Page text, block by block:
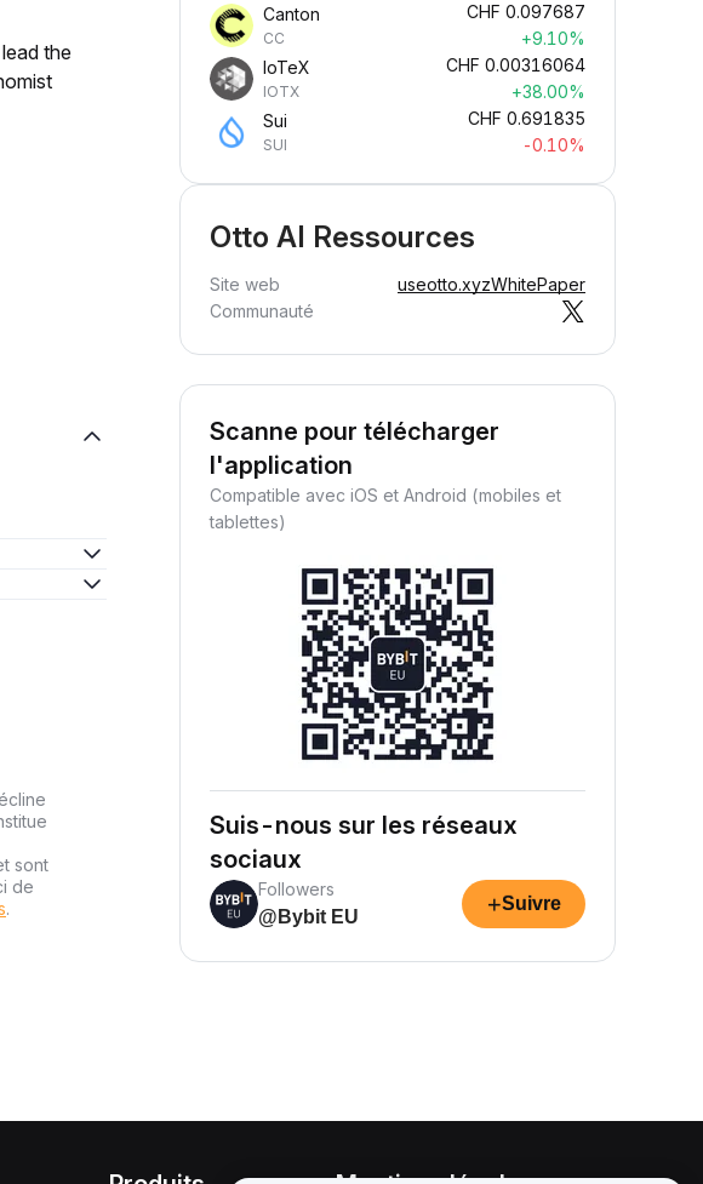
the
sont
de
.
Canton
CC
CHF 0.097687
+9.10%
IoTeX
IOTX
CHF 0.00316064
+38.00%
Sui
SUI
CHF 0.691835
-0.10%
Otto AI Ressources
Site web useotto.xyzWhitePaper
Communauté
Scanne pour télécharger
l'application
Compatible avec iOS et Android (mobiles et
tablettes)
Suis-nous sur les réseaux
sociaux
Followers
@Bybit EU
+Suivre